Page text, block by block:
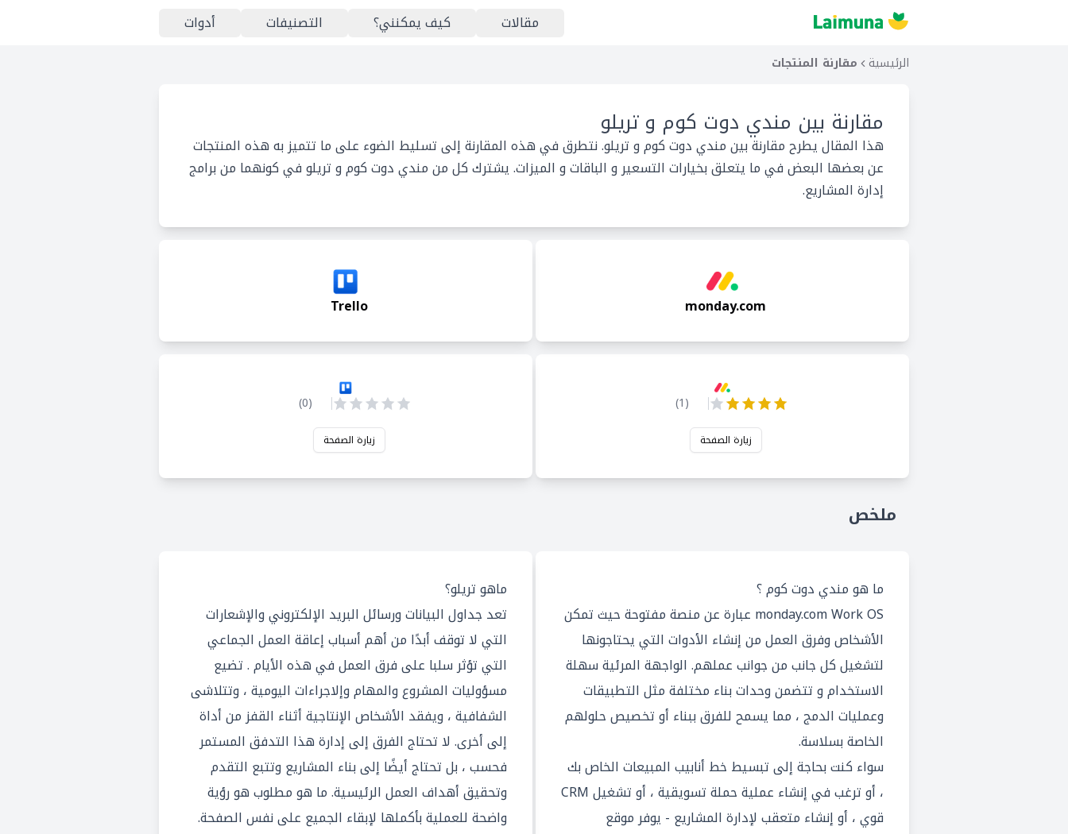
مقالات كيف يمكنني؟ التصنيفات أدوات
الرئيسية مقارنة المنتجات
مقارنة بين مندي دوت كوم و تريلو
هذا المقال يطرح مقارنة بين مندي دوت كوم و تريلو. نتطرق في هذه المقارنة إلى تسليط الضوء على ما تتميز به هذه المنتجات
عن بعضها البعض في ما يتعلق بخيارات التسعير و الباقات و الميزات. يشترك كل من مندي دوت كوم و تريلو في كونهما من برامج
إدارة المشاريع.
monday.com
Trello
(
1
)
زيارة الصفحة
(
0
)
زيارة الصفحة
ملخص
ما هو مندي دوت كوم ؟
monday.com Work OS عبارة عن منصة مفتوحة حيث تمكن
الأشخاص وفرق العمل من إنشاء الأدوات التي يحتاجونها
لتشغيل كل جانب من جوانب عملهم. الواجهة المرئية سهلة
الاستخدام و تتضمن وحدات بناء مختلفة مثل التطبيقات
وعمليات الدمج ، مما يسمح للفرق ببناء أو تخصيص حلولهم
الخاصة بسلاسة.
سواء كنت بحاجة إلى تبسيط خط أنابيب المبيعات الخاص بك
، أو ترغب في إنشاء عملية حملة تسويقية ، أو تشغيل CRM
قوي ، أو إنشاء متعقب لإدارة المشاريع - يوفر موقع
ماهو تريلو؟
تعد جداول البيانات ورسائل البريد الإلكتروني والإشعارات
التي لا توقف أبدًا من أهم أسباب إعاقة العمل الجماعي
التي تؤثر سلبا على فرق العمل في هذه الأيام . تضيع
مسؤوليات المشروع والمهام وإلاجراءات اليومية ، وتتلاشى
الشفافية ، ويفقد الأشخاص الإنتاجية أثناء القفز من أداة
إلى أخرى. لا تحتاج الفرق إلى إدارة هذا التدفق المستمر
فحسب ، بل تحتاج أيضًا إلى بناء المشاريع وتتبع التقدم
وتحقيق أهداف العمل الرئيسية. ما هو مطلوب هو رؤية
واضحة للعملية بأكملها لإبقاء الجميع على نفس الصفحة.